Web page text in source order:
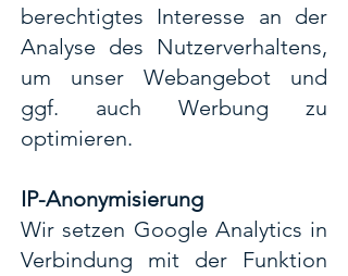
berechtigtes Interesse an der
Analyse des Nutzerverhaltens,
um unser Webangebot und
ggf. auch Werbung zu
optimieren.
IP-Anonymisierung
Wir setzen Google Analytics in
Verbindung mit der Funktion